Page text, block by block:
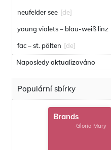
neufelder see [de]
young violets – blau-weiß linz
fac – st. pölten [de]
Naposledy aktualizováno
Populární sbírky
Brands
-Gloria Mary